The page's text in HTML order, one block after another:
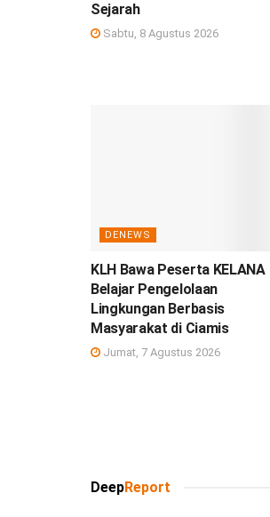
Sejarah
Sabtu, 8 Agustus 2026
DENEWS
KLH Bawa Peserta KELANA
Belajar Pengelolaan
Lingkungan Berbasis
Masyarakat di Ciamis
Jumat, 7 Agustus 2026
DeepReport